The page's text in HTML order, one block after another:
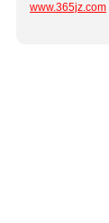
www.365jz.com